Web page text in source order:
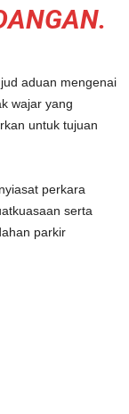
aduan mengenai
wajar yang
untuk tujuan
perkara
serta
parkir